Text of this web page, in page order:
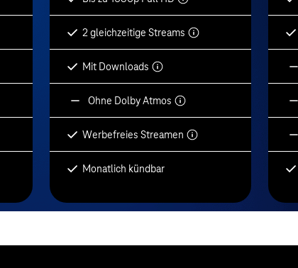
2 gleichzeitige Streams
Mit Downloads
Ohne Dolby Atmos
Werbefreies Streamen
Monatlich kündbar